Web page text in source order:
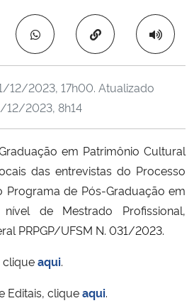
Inovações e Comunicações
Regional
Copiar para área
12/2023, 17h00. Atualizado
12/2023, 8h14
em Patrimônio Cultural
das entrevistas do Processo
Programa de Pós-Graduação em
de Mestrado Profissional,
PRPGP/UFSM N. 031/2023.
cliqueaqui.
Editais, cliqueaqui.